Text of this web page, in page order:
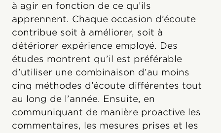
à agir en fonction de ce qu’ils
apprennent. Chaque occasion d’écoute
contribue soit à améliorer, soit à
détériorer expérience employé. Des
études montrent qu’il est préférable
d’utiliser une combinaison d’au moins
cinq méthodes d’écoute différentes tout
au long de l’année. Ensuite, en
communiquant de manière proactive les
commentaires, les mesures prises et les